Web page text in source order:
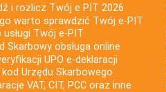
i rozlicz Twój e PIT 2026
warto sprawdzić Twój e-PIT
usługi Twój e-PIT
Skarbowy obsługa online
UPO e-deklaracji
Urzędu Skarbowego
VAT, CIT, PCC oraz inne